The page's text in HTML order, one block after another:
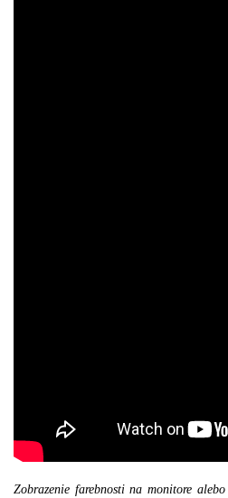
Zobrazenie farebnosti na monitore